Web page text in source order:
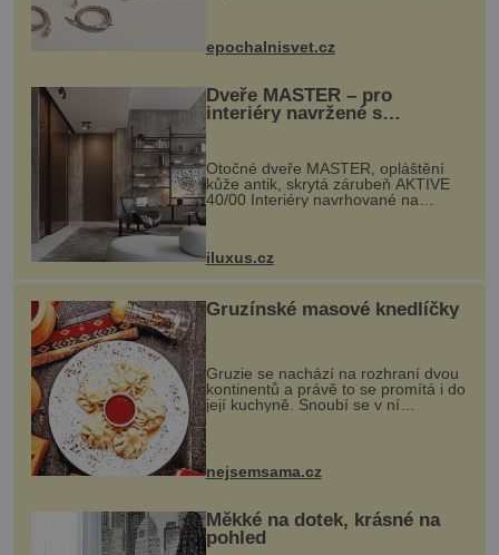
kovový...
epochalnisvet.cz
Dveře MASTER – pro
interiéry navržené s
rozumem i vášní!
Otočné dveře MASTER, opláštění
kůže antik, skrytá zárubeň AKTIVE
40/00 Interiéry navrhované na
zakázku často vyžadují atypické
rozměry nejen nábytku, ale i
dnes umož...
iluxus.cz
Gruzínské masové knedlíčky
Gruzie se nachází na rozhraní dvou
kontinentů a právě to se promítá i do
její kuchyně. Snoubí se v ní
evropské a asijské chutě a díky tomu
vznikají rozmanité a chuťově bohaté
pokrmy, které rozhodně st...
nejsemsama.cz
Měkké na dotek, krásné na
pohled